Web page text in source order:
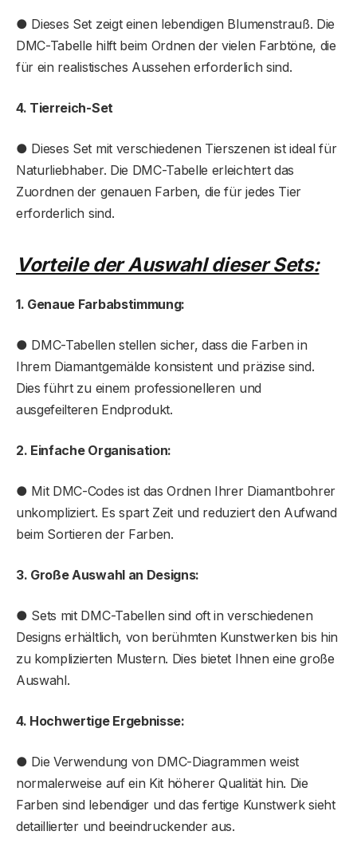
● Dieses Set zeigt einen lebendigen Blumenstrauß. Die
DMC-Tabelle hilft beim Ordnen der vielen Farbtöne, die
für ein realistisches Aussehen erforderlich sind.
4. Tierreich-Set
● Dieses Set mit verschiedenen Tierszenen ist ideal für
Naturliebhaber. Die DMC-Tabelle erleichtert das
Zuordnen der genauen Farben, die für jedes Tier
erforderlich sind.
Vorteile der Auswahl dieser Sets:
1. Genaue Farbabstimmung:
● DMC-Tabellen stellen sicher, dass die Farben in
Ihrem Diamantgemälde konsistent und präzise sind.
Dies führt zu einem professionelleren und
ausgefeilteren Endprodukt.
2. Einfache Organisation:
● Mit DMC-Codes ist das Ordnen Ihrer Diamantbohrer
unkompliziert. Es spart Zeit und reduziert den Aufwand
beim Sortieren der Farben.
3. Große Auswahl an Designs:
● Sets mit DMC-Tabellen sind oft in verschiedenen
Designs erhältlich, von berühmten Kunstwerken bis hin
zu komplizierten Mustern. Dies bietet Ihnen eine große
Auswahl.
4. Hochwertige Ergebnisse:
● Die Verwendung von DMC-Diagrammen weist
normalerweise auf ein Kit höherer Qualität hin. Die
Farben sind lebendiger und das fertige Kunstwerk sieht
detaillierter und beeindruckender aus.